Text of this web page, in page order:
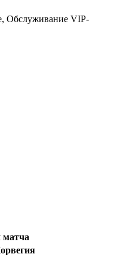
Обслуживание VIP-
матча